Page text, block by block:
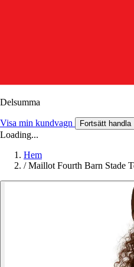
Delsumma
Visa min kundvagn Fortsätt handla
Loading...
Hem
/ Maillot Fourth Barn Stade